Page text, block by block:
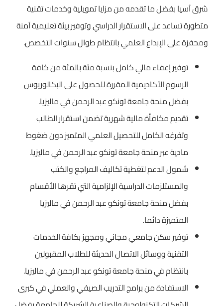
شرق آسيا بفضل ما تقدمه من مزايا تمويلية وخدمات تقنية
متطورة تساعد على الاستقرار الدراسي وتوفير بيئة تعليمية آمنة
ومحفزة على الإبداع العلمي بانتظام طوال سنوات التخصص.
توفير إعفاء مالي كامل بنسبة مئة بالمئة من كافة
الرسوم الأكاديمية المقررة للحصول على البكالوريوس
بفضل منحة جامعة تونكو عبد الرحمن في ماليزيا.
تقديم مكافأة مالية شهرية تضمن استقرار الطالب
وتفرغه الكامل للتحصيل العلمي المتميز دون ضغوط
مادية عبر منحة جامعة تونكو عبد الرحمن في ماليزيا.
شمول الدعم لتغطية تكاليف المراجع والكتب
والمستلزمات الدراسية الإلزامية التي تقرها الأقسام
بفضل منحة جامعة تونكو عبد الرحمن في ماليزيا
المتميزة دائما.
توفير سكن جامعي مجاني ومجهز بكافة الخدمات
التقنية ووسائل الاتصال الحديثة للطلاب المقبولين
بانتظام في منحة جامعة تونكو عبد الرحمن في ماليزيا.
الاستفادة من برامج التدريب الصيفي والعملي في كبرى